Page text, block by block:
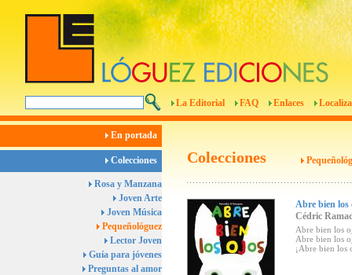
La Editorial FAQ Enlaces
En portada
Colecciones
Rosa y Manzana
Joven Arte
Joven Música
Pequeñológuez
Lector Joven
Guía para jóvenes
Preguntas al amor
Colecciones
Abre bien
Cédric
Abre bien los
Abre bien los
¡Abre bien los